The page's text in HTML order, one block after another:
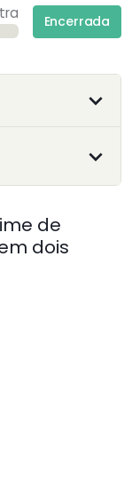
Encerrada
de
dois